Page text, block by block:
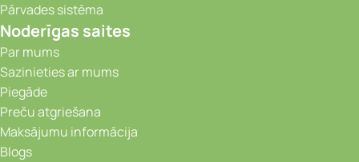
Pārvades sistēma
Noderīgas saites
Par mums
Sazinieties ar mums
Piegāde
Preču atgriešana
Maksājumu informācija
Blogs